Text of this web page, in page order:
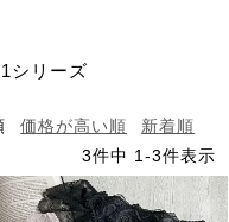
シリーズ
価格が高い順
新着順
3件中 1 -3件表示